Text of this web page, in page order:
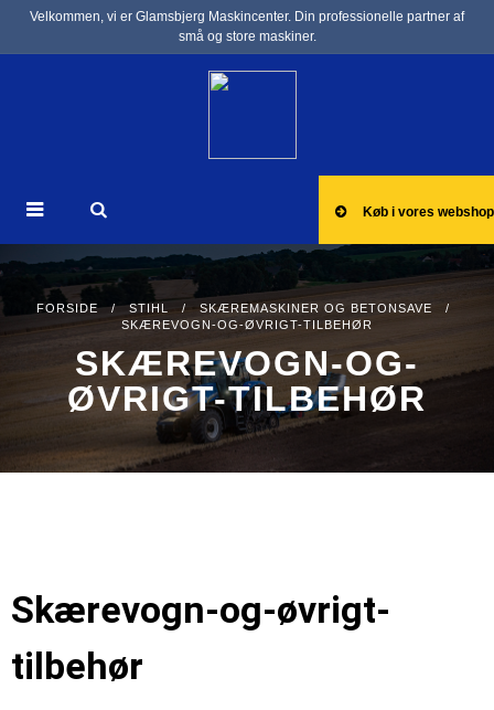
Velkommen, vi er Glamsbjerg Maskincenter. Din professionelle partner af
små og store maskiner.
Køb i vores webshop
FORSIDE/STIHL / SKÆREMASKINER OG BETONSAVE /
SKÆREVOGN-OG-ØVRIGT-TILBEHØR
SKÆREVOGN-OG-
ØVRIGT-TILBEHØR
Skærevogn-og-øvrigt-
tilbehør